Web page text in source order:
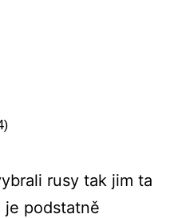
rusy tak jim ta
je podstatně